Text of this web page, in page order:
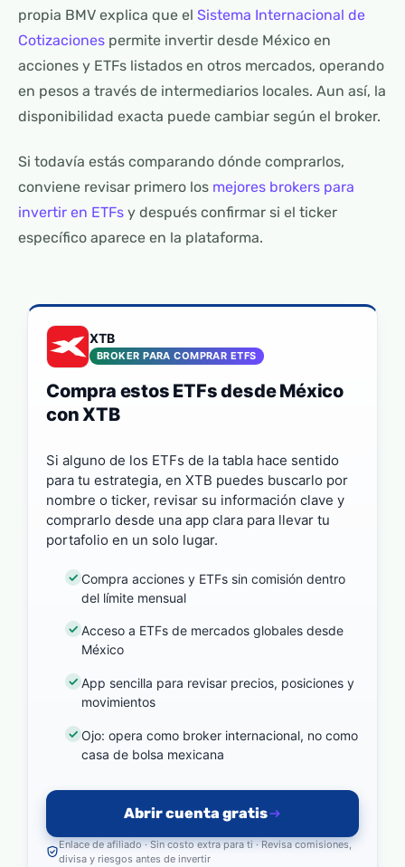
propia BMV explica que el Sistema Internacional de
Cotizaciones permite invertir desde México en
acciones y ETFs listados en otros mercados, operando
en pesos a través de intermediarios locales. Aun así, la
disponibilidad exacta puede cambiar según el broker.
Si todavía estás comparando dónde comprarlos,
conviene revisar primero los mejores brokers para
invertir en ETFs y después confirmar si el ticker
específico aparece en la plataforma.
XTB
BROKER PARA COMPRAR ETFS
Compra estos ETFs desde México
con XTB
Si alguno de los ETFs de la tabla hace sentido
para tu estrategia, en XTB puedes buscarlo por
nombre o ticker, revisar su información clave y
comprarlo desde una app clara para llevar tu
portafolio en un solo lugar.
Compra acciones y ETFs sin comisión dentro
del límite mensual
Acceso a ETFs de mercados globales desde
México
App sencilla para revisar precios, posiciones y
movimientos
Ojo: opera como broker internacional, no como
casa de bolsa mexicana
Abrir cuenta gratis
Enlace de afiliado · Sin costo extra para ti · Revisa comisiones,
divisa y riesgos antes de invertir